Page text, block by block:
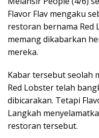
Flavor Flav mengaku
restoran bernama Red
memang dikabarkan
mereka.
Kabar tersebut seolah
Red Lobster telah
dibicarakan. Tetapi
Langkah
restoran tersebut.